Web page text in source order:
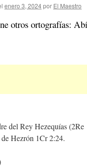
enero 3, 2024por El Maestro
otros ortografías:
del Rey Hezequías (2Re
Hezrón 1Cr 2:24.